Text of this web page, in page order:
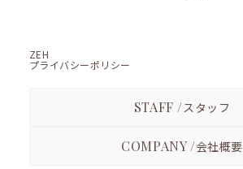
ZEH
プライバシーポリシー
STAFF /スタッフ
COMPANY /会社概要